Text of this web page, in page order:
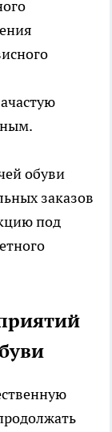
обуви
заказов
под